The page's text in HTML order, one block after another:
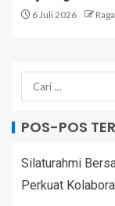
6 Juli 2026
POS-POS
Silaturahmi
Perkuat